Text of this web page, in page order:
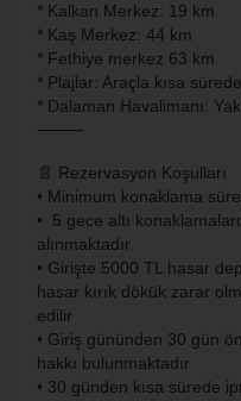
* ⁠Kalkan Merkez: 19 km
* Kaş Merkez: 44 km
* ⁠Fethiye merkez 63 km
* Plajlar: Araçla kısa
* Dalaman Havalimanı:
⸻
📄 Rezervasyon Koşulları
• Minimum konaklama
• ⁠ 5 gece altı
alınmaktadır
• ⁠Girişte 5000 TL hasar
hasar kırık dökük zarar
edilir
• ⁠Giriş gününden 30 gün
hakkı bulunmaktadır
• ⁠30 günden kısa sürede